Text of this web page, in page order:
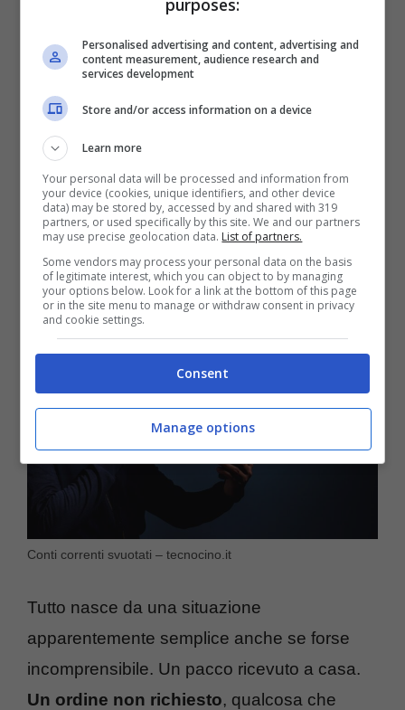
solito, avviene in sordina, nel modo più
subdolo possibile. La logica stessa del
raggiro, appare, in un certo senso
assolutamente inimmaginabile. In poche
mosse, veri e propri criminali informatici,
hanno trovato il modo di acquisire tutti i dati
della vittima di turno, grazie a una sola
specifica operazione, una falsa consegna.
pacco Amazon, per intenderci.
Conti correnti svuotati – tecnocino.it
Tutto nasce da una situazione
apparentemente semplice anche se forse
incomprensibile. Un pacco ricevuto a casa.
Un ordine non richiesto, qualcosa che
Personalised advertising and content, advertising and
content measurement, audience research and
services development
Store and/or access information on a device
Learn more
Your personal data will be processed and information from
your device (cookies, unique identifiers, and other device
data) may be stored by, accessed by and shared with 319
partners, or used specifically by this site. We and our partners
may use precise geolocation data. List of partners.
Some vendors may process your personal data on the basis
of legitimate interest, which you can object to by managing
your options below. Look for a link at the bottom of this page
or in the site menu to manage or withdraw consent in privacy
and cookie settings.
Consent
Manage options